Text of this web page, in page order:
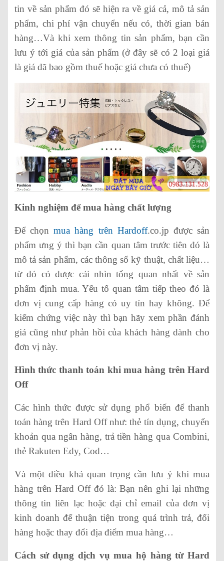
tin về sản phẩm đó sẽ hiện ra về giá cả, mô tả sản
phẩm, chi phí vận chuyển nếu có, thời gian bán
hàng…Và khi xem thông tin sản phẩm, bạn cần
lưu ý tới giá của sản phẩm (ở đây sẽ có 2 loại giá
là giá đã bao gồm thuế hoặc giá chưa có thuế)
Kinh nghiệm để mua hàng chất lượng
Để chọnmua hàng trên Hardoff.co.jp được sản
phẩm ưng ý thì bạn cần quan tâm trước tiên đó là
mô tả sản phẩm, các thông số kỹ thuật, chất liệu…
từ đó có được cái nhìn tổng quan nhất về sản
phẩm định mua. Yếu tố quan tâm tiếp theo đó là
đơn vị cung cấp hàng có uy tín hay không. Để
kiểm chứng việc này thì bạn hãy xem phần đánh
giá cũng như phản hồi của khách hàng dành cho
đơn vị này.
Hình thức thanh toán khi mua hàng trên Hard
Off
Các hình thức được sử dụng phổ biến để thanh
toán hàng trên Hard Off như: thẻ tín dụng, chuyển
khoản qua ngân hàng, trả tiền hàng qua Combini,
thẻ Rakuten Edy, Cod…
Và một điều khá quan trọng cần lưu ý khi mua
hàng trên Hard Off đó là: Bạn nên ghi lại những
thông tin liên lạc hoặc đại chỉ email của đơn vị
kinh doanh để thuận tiện trong quá trình trả, đổi
hàng hoặc thay đổi địa điểm mua hàng…
Cách sử dụng dịch vụ mua hộ hàng từ Hard